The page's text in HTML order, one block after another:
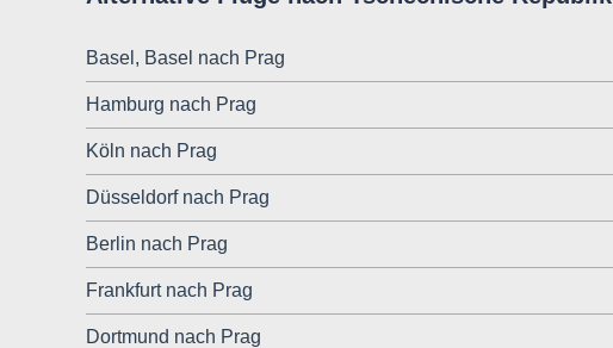
Basel, Basel nach Prag
Hamburg nach Prag
Köln nach Prag
Düsseldorf nach Prag
Berlin nach Prag
Frankfurt nach Prag
Dortmund nach Prag